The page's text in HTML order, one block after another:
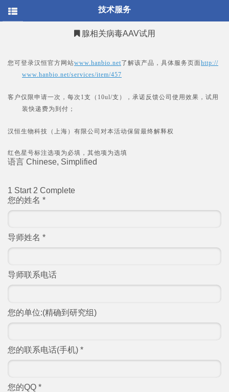
/* * @Author: your name * @Date: 2021-12-30 15:24:14 *
@LastEditTime: 2022-03-03 13:57:40 * @LastEditors: your name *
@Description: 打开koroFileHeader查看配置 进行设置:
https://github.com/OBKoro1/koro1FileHeader/wiki/
* @FilePath: \hanbio.net-
技术服务
腺相关病毒AAV试用
您可登录汉恒官方网站www.hanbio.net了解该产品，具体服务页面http://
www.hanbio.net/services/item/457
客户仅限申请一次，每次1支（10ul/支），承诺反馈公司使用效果，试用
装快递费为到付；
汉恒生物科技（上海）有限公司对本活动保留最终解释权
红色星号标注选项为必填，其他项为选填
语言 Chinese, Simplified
1 Start 2 Complete
您的姓名 *
导师姓名 *
导师联系电话
您的单位:(精确到研究组)
您的联系电话(手机) *
您的QQ *